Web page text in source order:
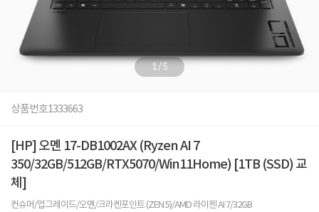
1/5
상품번호1333663
[HP] 오멘 17-DB1002AX (Ryzen AI 7
350/32GB/512GB/RTX5070/Win11Home) [1TB (SSD) 교
체]
컨슈머/업그레이드/오멘/크라켄포인트 (ZEN 5)/AMD 라이젠 AI 7/32GB